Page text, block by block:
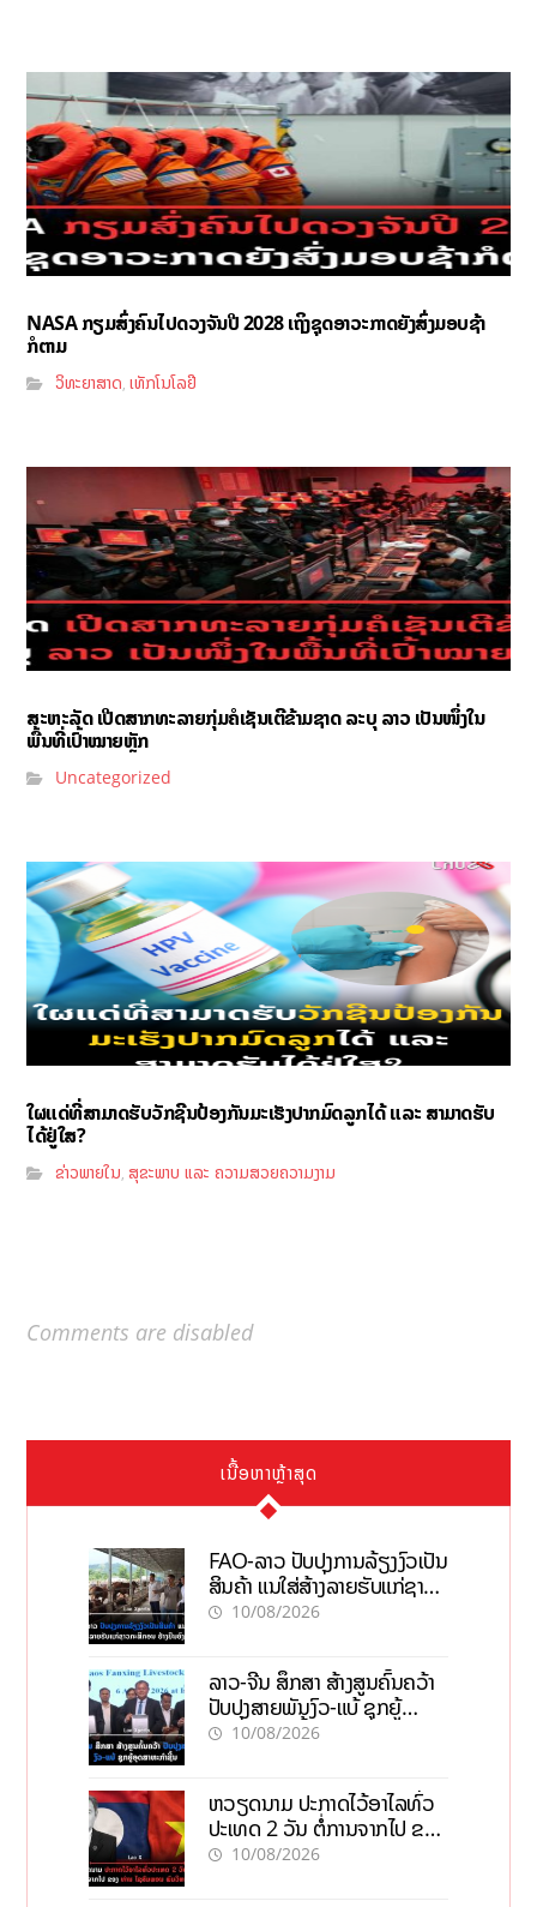
NASA ກຽມສົ່ງຄົນໄປດວງຈັນປີ 2028 ເຖິງຊຸດອາວະກາດຍັງສົ່ງມອບຊ້າ
ກໍຕາມ
ວິທະຍາສາດ,ເທັກໂນໂລຢີ
ສະຫະລັດ ເປີດສາກທະລາຍກຸ່ມຄໍເຊັນເຕີຂ້າມຊາດ ລະບຸ ລາວ ເປັນໜຶ່ງໃນ
ພື້ນທີ່ເປົ້າໝາຍຫຼັກ
Uncategorized
ໃຜແດ່ທີ່ສາມາດຮັບວັກຊີນປ້ອງກັນມະເຮັງປາກມົດລູກໄດ້ ແລະ ສາມາດຮັບ
ໄດ້ຢູ່ໃສ?
ຂ່າວພາຍໃນ,ສຸຂະພາບ ແລະ ຄວາມສວຍຄວາມງາມ
Comments are disabled
ເນື້ອຫາຫຼ້າສຸດ
FAO-ລາວ ປັບປຸງການລ້ຽງງົວເປັນ
ສິນຄ້າ ແນໃສ່ສ້າງລາຍຮັບແກ່ຊາວ
ກະສິກອນຢ່າງຍືນຍົງ
10/08/2026
ລາວ-ຈີນ ສຶກສາ ສ້າງສູນຄົ້ນຄວ້າ
ປັບປຸງສາຍພັນງົວ-ແບ້ ຊຸກຍູ້
ອຸດສາຫະກຳຊີ້ນ
10/08/2026
ຫວຽດນາມ ປະກາດໄວ້ອາໄລທົ່ວ
ປະເທດ 2 ວັນ ຕໍ່ການຈາກໄປ ຂອງ
ທ່ານ ໄຊສົມພອນ ພົມວິຫານ
10/08/2026